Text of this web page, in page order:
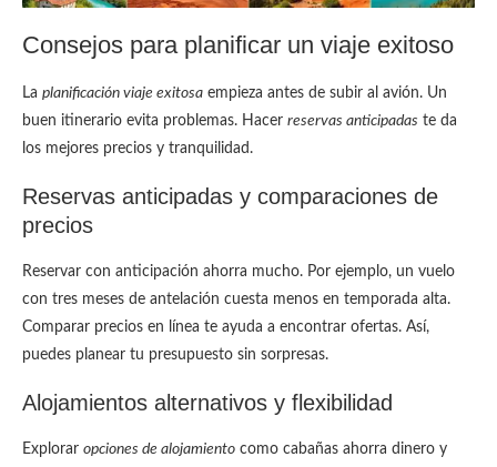
Consejos para planificar un viaje exitoso
La planificación viaje exitosa empieza antes de subir al avión. Un
buen itinerario evita problemas. Hacer reservas anticipadas te da
los mejores precios y tranquilidad.
Reservas anticipadas y comparaciones de
precios
Reservar con anticipación ahorra mucho. Por ejemplo, un vuelo
con tres meses de antelación cuesta menos en temporada alta.
Comparar precios en línea te ayuda a encontrar ofertas. Así,
puedes planear tu presupuesto sin sorpresas.
Alojamientos alternativos y flexibilidad
Explorar opciones de alojamiento como cabañas ahorra dinero y